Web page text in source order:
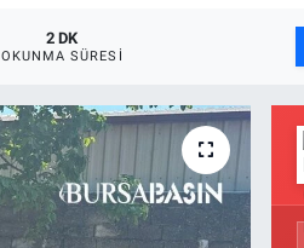
2 DK
OKUNMA SÜRESI